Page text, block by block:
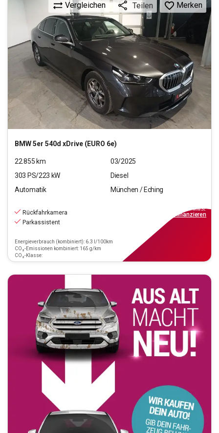
BMW5er 540d xDrive (EURO 6e)
Vergleichen Teilen Merken
22.855 km
03/2025
303 PS/223 kW
Diesel
Automatik
München / Eching
Rückfahrkamera
Parkassistent
Energieverbrauch (kombiniert): 6.3 l/100km
CO₂-Emissionen kombiniert: 165 g/km
CO₂-Klasse:
inkl.MwSt.
finanzieren